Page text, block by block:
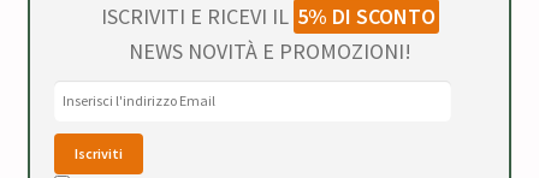
ISCRIVITI E RICEVI IL 5% DI SCONTO
NEWS NOVITÀ E PROMOZIONI!